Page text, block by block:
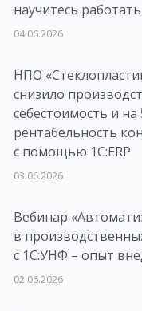
научитесь
04.06.2026
НПО
снизило
себестоимость и
рентабельность
с помощью 1С:ERP
03.06.2026
Вебинар
в
с 1С:УНФ – опыт
02.06.2026